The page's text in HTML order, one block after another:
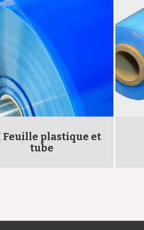
Feuille plastique et
tube